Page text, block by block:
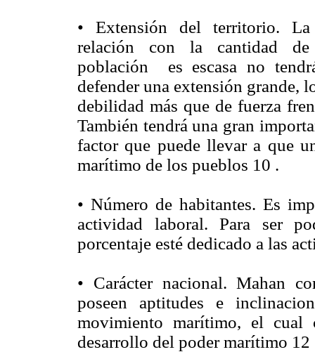
• Extensión del territorio.
relación con la cantidad
población es escasa no
defender una extensión grande,
debilidad más que de fuerza
También tendrá una gran
factor que puede llevar a que
marítimo de los pueblos 10 .
• Número de habitantes. Es
actividad laboral. Para ser
porcentaje esté dedicado a las
• Carácter nacional. Mahan
poseen aptitudes e
movimiento marítimo, el cual
desarrollo del poder marítimo 12